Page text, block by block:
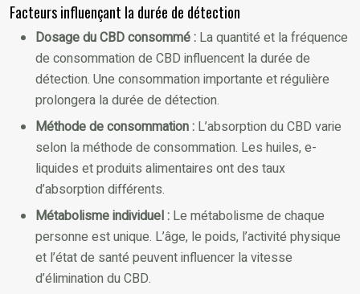
Facteurs influençant la durée de détection
Dosage du CBD consommé : La quantité et la fréquence
de consommation de CBD influencent la durée de
détection. Une consommation importante et régulière
prolongera la durée de détection.
Méthode de consommation : L’absorption du CBD varie
selon la méthode de consommation. Les huiles, e-
liquides et produits alimentaires ont des taux
d’absorption différents.
Métabolisme individuel : Le métabolisme de chaque
personne est unique. L’âge, le poids, l’activité physique
et l’état de santé peuvent influencer la vitesse
d’élimination du CBD.